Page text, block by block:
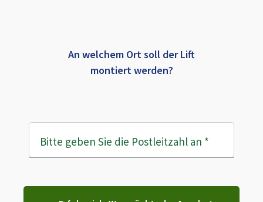
An welchem Ort soll der Lift
montiert werden?
Bitte geben Sie die Postleitzahl an *